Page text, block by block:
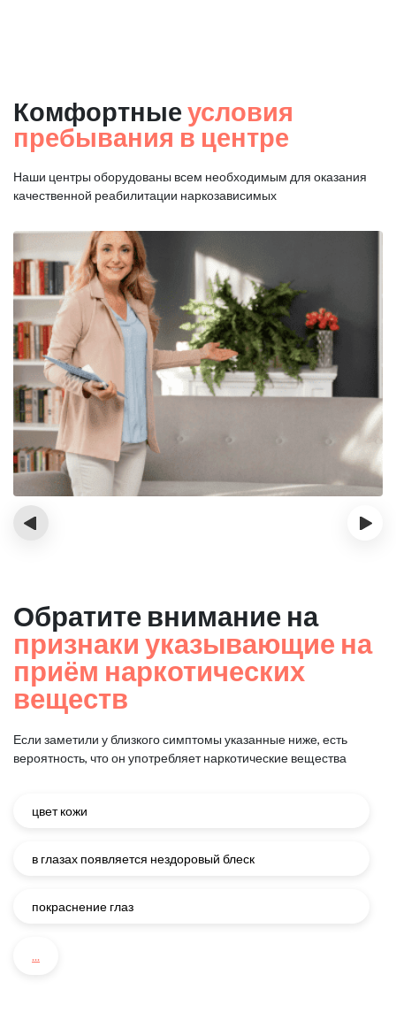
Комфортные условия
пребывания в центре
Наши центры оборудованы всем необходимым для оказания
качественной реабилитации наркозависимых
‹ ›
Обратите внимание на
признаки указывающие на
приём наркотических
веществ
Если заметили у близкого симптомы указанные ниже, есть
вероятность, что он употребляет наркотические вещества
цвет кожи
в глазах появляется нездоровый блеск
покраснение глаз
...